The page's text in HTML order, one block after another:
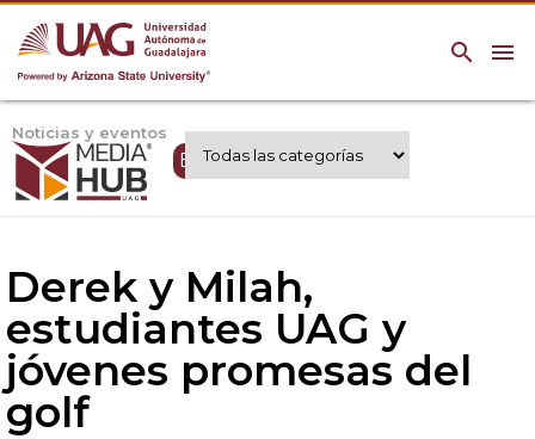
menu
search
Noticias y eventos
Expertos UAG
Derek y Milah,
estudiantes UAG y
jóvenes promesas del
golf